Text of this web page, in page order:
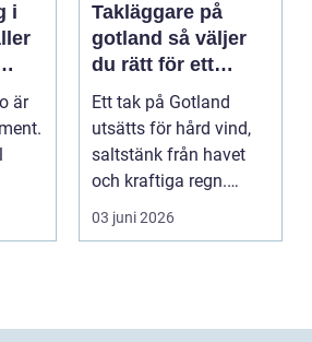
i
är
Takläggare på
gotland så väljer
du rätt för ett
hållbart tak
Ett tak på Gotland
utsätts för hård vind,
saltstänk från havet
och kraftiga regn.
Taket behöver vara...
03 juni 2026